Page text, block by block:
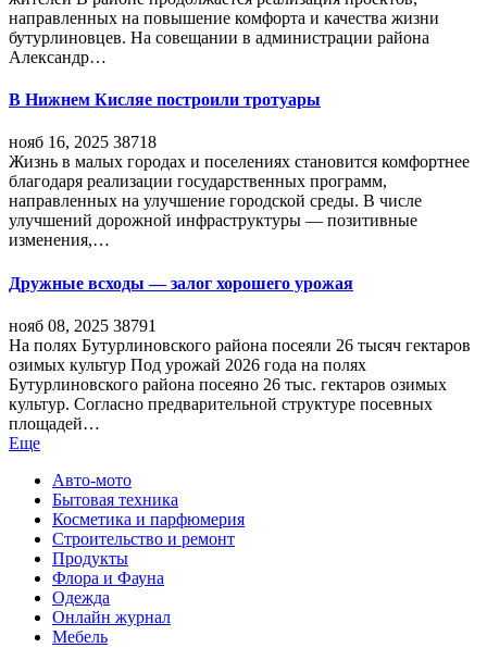
направленных на повышение комфорта и качества жизни
бутурлиновцев. На совещании в администрации района
Александр…
В Нижнем Кисляе построили тротуары
нояб 16, 2025 38718
Жизнь в малых городах и поселениях становится комфортнее
благодаря реализации государственных программ,
направленных на улучшение городской среды. В числе
улучшений дорожной инфраструктуры — позитивные
изменения,…
Дружные всходы — залог хорошего урожая
нояб 08, 2025 38791
На полях Бутурлиновского района посеяли 26 тысяч гектаров
озимых культур Под урожай 2026 года на полях
Бутурлиновского района посеяно 26 тыс. гектаров озимых
культур. Согласно предварительной структуре посевных
площадей…
Еще
Авто-мото
Бытовая техника
Косметика и парфюмерия
Строительство и ремонт
Продукты
Флора и Фауна
Одежда
Онлайн журнал
Мебель